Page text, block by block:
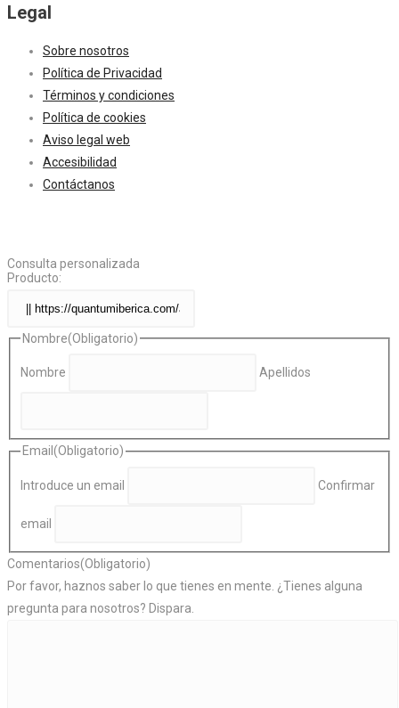
Legal
Sobre nosotros
Política de Privacidad
Términos y condiciones
Política de cookies
Aviso legal web
Accesibilidad
Contáctanos
Consulta personalizada
Producto:
Nombre(Obligatorio)
Nombre Apellidos
Email (Obligatorio)
Introduce un email Confirmar
email
Comentarios(Obligatorio)
Por favor, haznos saber lo que tienes en mente. ¿Tienes alguna
pregunta para nosotros? Dispara.